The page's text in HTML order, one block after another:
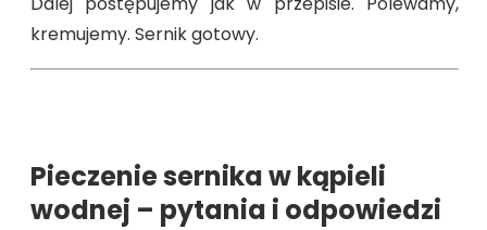
kremujemy. Sernik gotowy.
Pieczenie sernika w kąpieli
wodnej – pytania i odpowiedzi